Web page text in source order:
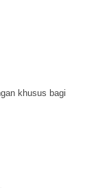
khusus bagi